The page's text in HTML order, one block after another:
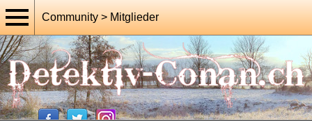
Community > Mitglieder